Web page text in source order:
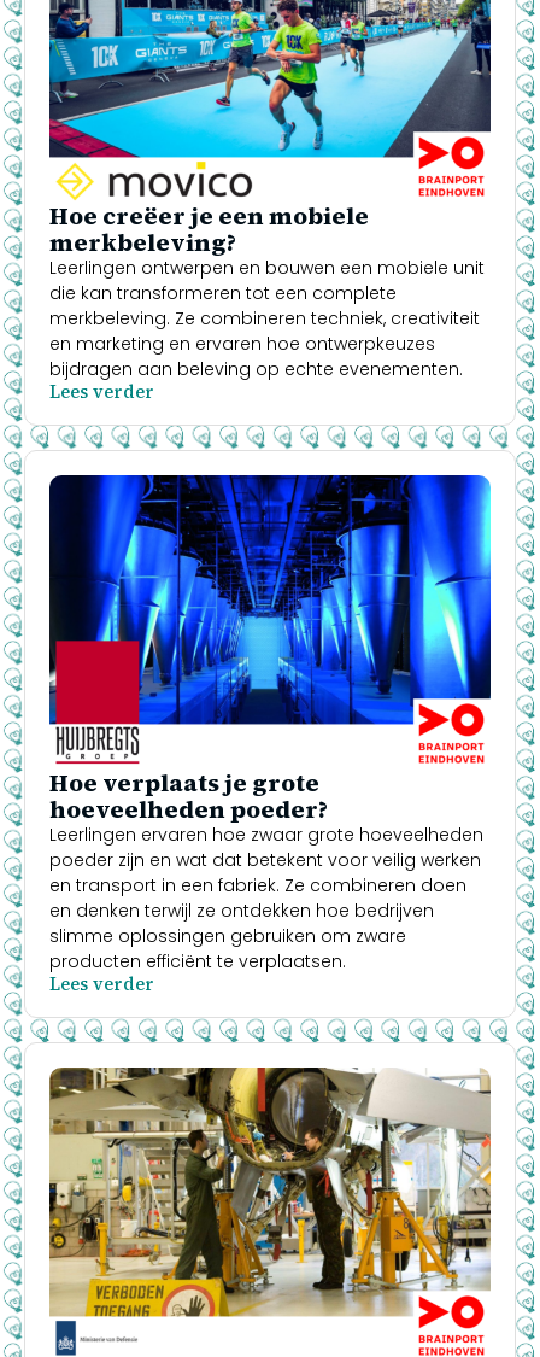
Hoe creëer je een mobiele
merkbeleving?
Leerlingen ontwerpen en bouwen een mobiele unit
die kan transformeren tot een complete
merkbeleving. Ze combineren techniek, creativiteit
en marketing en ervaren hoe ontwerpkeuzes
bijdragen aan beleving op echte evenementen.
Lees verder
Hoe verplaats je grote
hoeveelheden poeder?
Leerlingen ervaren hoe zwaar grote hoeveelheden
poeder zijn en wat dat betekent voor veilig werken
en transport in een fabriek. Ze combineren doen
en denken terwijl ze ontdekken hoe bedrijven
slimme oplossingen gebruiken om zware
producten efficiënt te verplaatsen.
Lees verder